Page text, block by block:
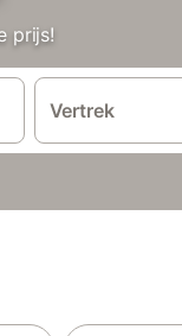
prijs!
Vertrek